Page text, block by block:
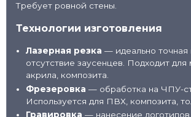
Требует ровной стены.
Технологии изготовления
Лазерная резка — идеально точная
отсутствие заусенцев. Подходит для
акрила, композита.
Фрезеровка — обработка на ЧПУ-
Используется для ПВХ, композита,
Гравировка — нанесение